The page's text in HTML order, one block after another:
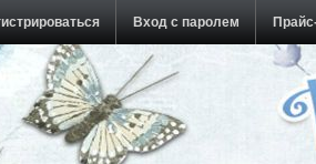
Вход с паролем